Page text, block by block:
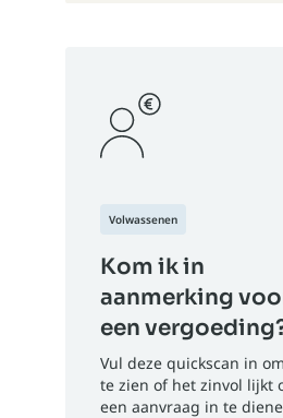
Volwassenen
Kom ik in
aanmerking
een
Vul deze quickscan in
te zien of het zinvol lijkt
een aanvraag in te